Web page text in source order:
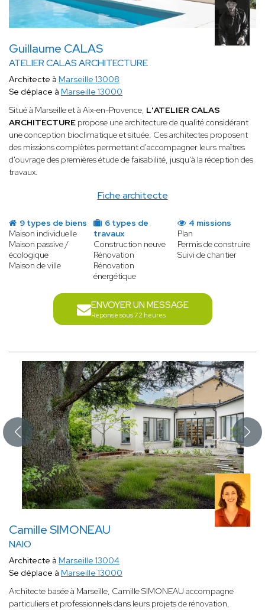
Guillaume CALAS
ATELIER CALAS ARCHITECTURE
Fiche architecte
Architecte à Marseille 13008
Se déplace à Marseille 13000
Situé à Marseille et à Aix-en-Provence, L'ATELIER CALAS
ARCHITECTURE propose une architecture de qualité considérant
une conception bioclimatique et située. Ces architectes proposent
des missions complètes permettant d'accompagner leurs maîtres
d'ouvrage des premières étude de faisabilité, jusqu'à la réception des
travaux.
9 types de biens
Maison individuelle
Maison passive /
écologique
Maison de ville
6 types de
travaux
Construction neuve
Rénovation
Rénovation
énergétique
4 missions
Plan
Permis de construire
Suivi de chantier
ENVOYER UN MESSAGE
Réponse sous 72 heures
Camille SIMONEAU
NAIO
Architecte à Marseille 13004
Se déplace à Marseille 13000
Architecte basée à Marseille, Camille SIMONEAU accompagne
particuliers et professionnels dans leurs projets de rénovation,